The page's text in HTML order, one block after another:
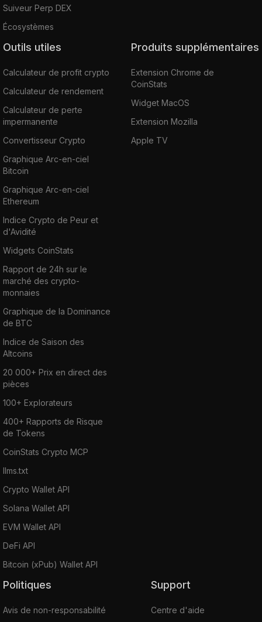
Suiveur Perp DEX
Écosystèmes
Outils utiles
Calculateur de profit crypto
Calculateur de rendement
Calculateur de perte
impermanente
Convertisseur Crypto
Graphique Arc-en-ciel
Bitcoin
Graphique Arc-en-ciel
Ethereum
Indice Crypto de Peur et
d'Avidité
Widgets CoinStats
Rapport de 24h sur le
marché des crypto-
monnaies
Graphique de la Dominance
de BTC
Indice de Saison des
Altcoins
20 000+ Prix en direct des
pièces
100+ Explorateurs
400+ Rapports de Risque
de Tokens
CoinStats Crypto MCP
llms.txt
Crypto Wallet API
Solana Wallet API
EVM Wallet API
DeFi API
Bitcoin (xPub) Wallet API
Produits supplémentaires
Extension Chrome de
CoinStats
Widget MacOS
Extension Mozilla
Apple TV
Politiques
Avis de non-responsabilité
Support
Centre d'aide